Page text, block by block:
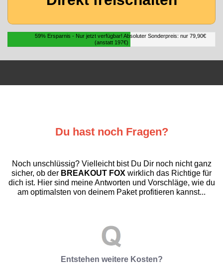
59% Ersparnis - Nur jetzt verfügbar! Absoluter Sonderpreis: nur 79,90€
(anstatt 197€)
Du hast noch Fragen?
Noch unschlüssig? Vielleicht bist Du Dir noch nicht ganz
sicher, ob der BREAKOUT FOX wirklich das Richtige für
dich ist. Hier sind meine Antworten und Vorschläge, wie du
am optimalsten von deinem Paket profitieren kannst...
Entstehen weitere Kosten?